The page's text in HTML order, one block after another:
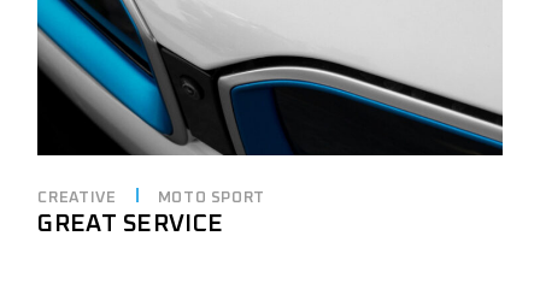
CREATIVE MOTO SPORT
GREAT SERVICE